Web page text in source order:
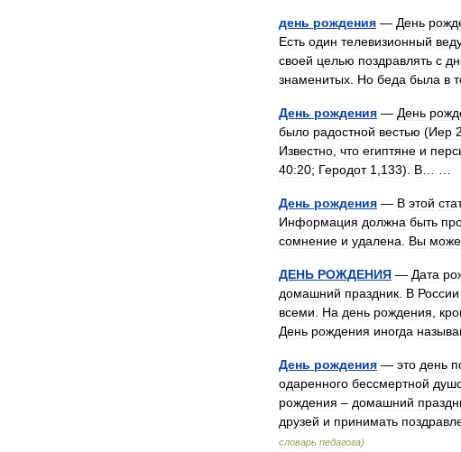
день рождения — День
Есть один телевизионный
своей целью поздравлять с
знаменитых Но беда была в
День рождения — День
было радостной вестью (Иер
Известно что египтяне и
40:20; Геродот 1 133). В
День рождения — В этой
Информация должна быть
сомнение и удалена Вы
ДЕНЬ РОЖДЕНИЯ — Дата
домашний праздник В России
всеми
На день рождения
День рождения иногда
День рождения — это день
одаренного бессмертной
рождения – домашний
друзей и принимать
словарь педагога)